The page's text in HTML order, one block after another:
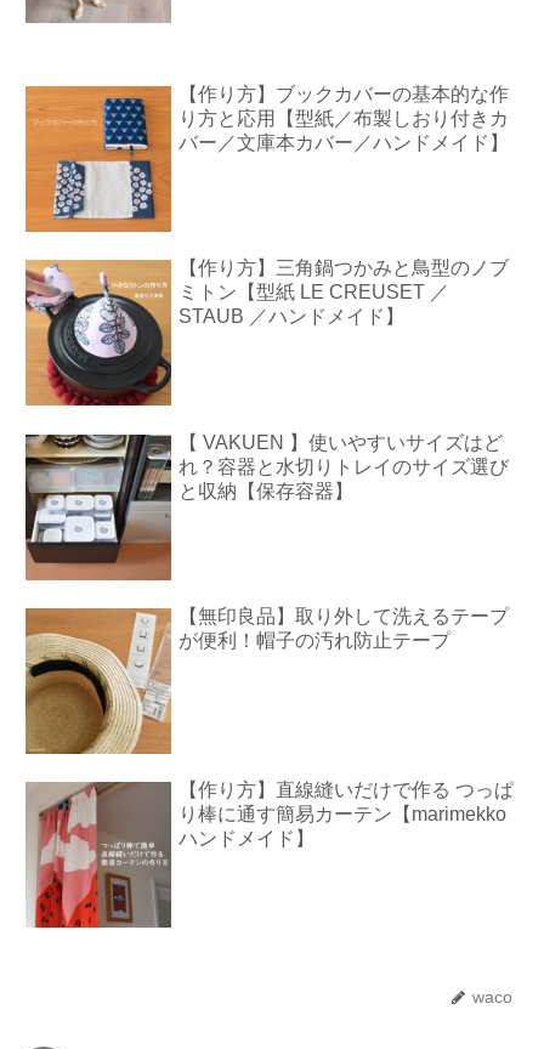
【作り方】ブックカバーの基本的な作
り方と応用【型紙／布製しおり付きカ
バー／文庫本カバー／ハンドメイド】
【作り方】三角鍋つかみと鳥型のノブ
ミトン【型紙 LE CREUSET ／
STAUB ／ハンドメイド】
【 VAKUEN 】使いやすいサイズはど
れ？容器と水切りトレイのサイズ選び
と収納【保存容器】
【無印良品】取り外して洗えるテープ
が便利！帽子の汚れ防止テープ
【作り方】直線縫いだけで作る つっぱ
り棒に通す簡易カーテン【marimekko
ハンドメイド】
waco